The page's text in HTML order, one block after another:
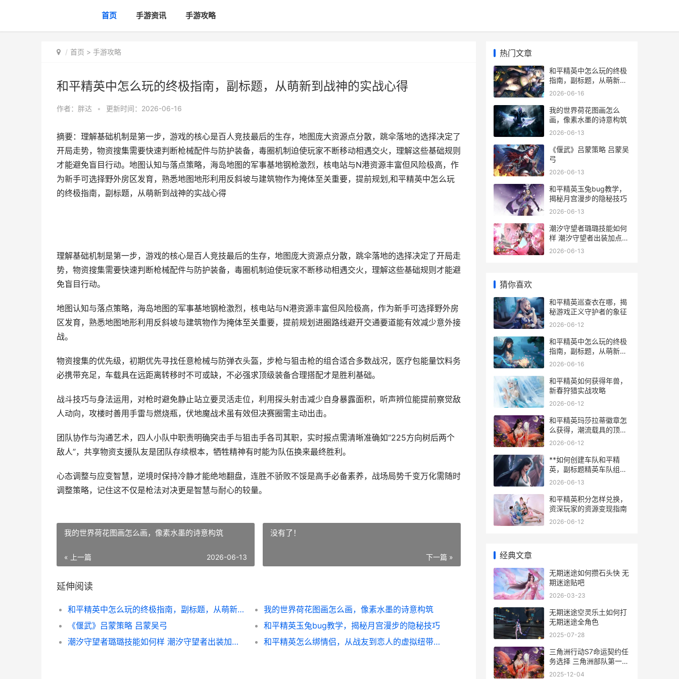
首页 手游资讯 手游攻略
首页 > 手游攻略
和平精英中怎么玩的终极指南，副标题，从萌新到战神的实战心得
作者： 胖达 • 更新时间：2026-06-16
摘要：理解基础机制是第一步，游戏的核心是百人竞技最后的生存，地图庞大资源点分散，跳伞落地的选择决定了
开局走势，物资搜集需要快速判断枪械配件与防护装备，毒圈机制迫使玩家不断移动相遇交火，理解这些基础规则
才能避免盲目行动。地图认知与落点策略，海岛地图的军事基地钢枪激烈，核电站与N港资源丰富但风险极高，作
为新手可选择野外房区发育，熟悉地图地形利用反斜坡与建筑物作为掩体至关重要，提前规划,和平精英中怎么玩
的终极指南，副标题，从萌新到战神的实战心得
理解基础机制是第一步，游戏的核心是百人竞技最后的生存，地图庞大资源点分散，跳伞落地的选择决定了开局走
势，物资搜集需要快速判断枪械配件与防护装备，毒圈机制迫使玩家不断移动相遇交火，理解这些基础规则才能避
免盲目行动。
地图认知与落点策略，海岛地图的军事基地钢枪激烈，核电站与N港资源丰富但风险极高，作为新手可选择野外房
区发育，熟悉地图地形利用反斜坡与建筑物作为掩体至关重要，提前规划进圈路线避开交通要道能有效减少意外接
战。
物资搜集的优先级，初期优先寻找任意枪械与防弹衣头盔，步枪与狙击枪的组合适合多数战况，医疗包能量饮料务
必携带充足，车载具在远距离转移时不可或缺，不必强求顶级装备合理搭配才是胜利基础。
战斗技巧与身法运用，对枪时避免静止站立要灵活走位，利用探头射击减少自身暴露面积，听声辨位能提前察觉敌
人动向，攻楼时善用手雷与燃烧瓶，伏地魔战术虽有效但决赛圈需主动出击。
团队协作与沟通艺术，四人小队中职责明确突击手与狙击手各司其职，实时报点需清晰准确如“225方向树后两个
敌人”，共享物资支援队友是团队存续根本，牺牲精神有时能为队伍换来最终胜利。
心态调整与应变智慧，逆境时保持冷静才能绝地翻盘，连胜不骄败不馁是高手必备素养，战场局势千变万化需随时
调整策略，记住这不仅是枪法对决更是智慧与耐心的较量。
我的世界荷花图画怎么画，像素水墨的诗意构筑
« 上一篇 2026-06-13
没有了！
下一篇 »
延伸阅读
和平精英中怎么玩的终极指南，副标题，从萌新到战神的实战心得
我的世界荷花图画怎么画，像素水墨的诗意构筑
《偃武》吕蒙策略 吕蒙吴弓
和平精英玉兔bug教学，揭秘月宫漫步的隐秘技巧
潮汐守望者璐璐技能如何样 潮汐守望者出装加点英魂之刃
和平精英怎么绑情侣，从战友到恋人的虚拟纽带，副标题，游戏情缘的绑定指南与情感意义
热门文章
和平精英中怎么玩的终极
指南，副标题，从萌新到
战神的实战心得
2026-06-16
我的世界荷花图画怎么
画，像素水墨的诗意构筑
2026-06-13
《偃武》吕蒙策略 吕蒙吴
弓
2026-06-13
和平精英玉兔bug教学，
揭秘月宫漫步的隐秘技巧
2026-06-13
潮汐守望者璐璐技能如何
样 潮汐守望者出装加点英
魂之刃
2026-06-13
猜你喜欢
和平精英巡查衣在哪，揭
秘游戏正义守护者的象征
2026-06-12
和平精英中怎么玩的终极
指南，副标题，从萌新到
战神的实战心得
2026-06-16
和平精英如何获得年兽，
新春狩猎实战攻略
2026-06-12
和平精英玛莎拉蒂徽章怎
么获得，潮流载具的顶级
象征副标题
2026-06-12
**如何创建车队和平精
英，副标题精英车队组建
全攻略**
2026-06-13
和平精英积分怎样兑换，
资深玩家的资源变现指南
2026-06-12
经典文章
无期迷途如何攒石头快 无
期迷途贴吧
2026-03-23
无期迷途空灵乐土如何打
无期迷途全角色
2025-07-28
三角洲行动S7命运契约任
务选择 三角洲部队第一关
怎么过
2025-12-04